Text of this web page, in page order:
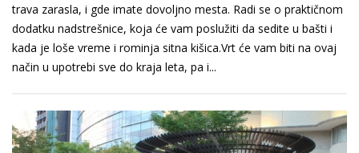
trava zarasla, i gde imate dovoljno mesta. Radi se o praktičnom
dodatku nadstrešnice, koja će vam poslužiti da sedite u bašti i
kada je loše vreme i rominja sitna kišica.Vrt će vam biti na ovaj
način u upotrebi sve do kraja leta, pa i...